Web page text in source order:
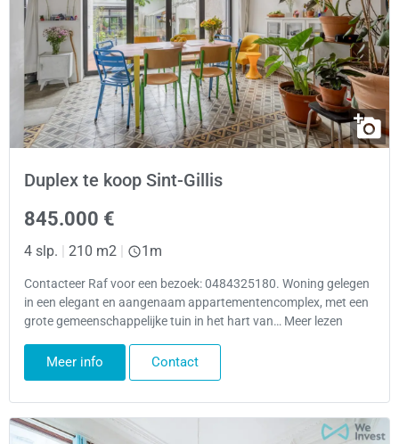
Duplex te koop Sint-Gillis
845.000 €
4 slp. | 210 m2 | 1m
Contacteer Raf voor een bezoek: 0484325180. Woning gelegen
in een elegant en aangenaam appartementencomplex, met een
grote gemeenschappelijke tuin in het hart van… Meer lezen
Meer info Contact